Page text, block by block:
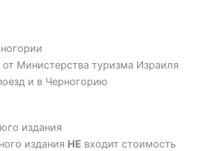
Министерства туризма Израиля
и в Черногорию
издания
издания НЕ входит стоимость